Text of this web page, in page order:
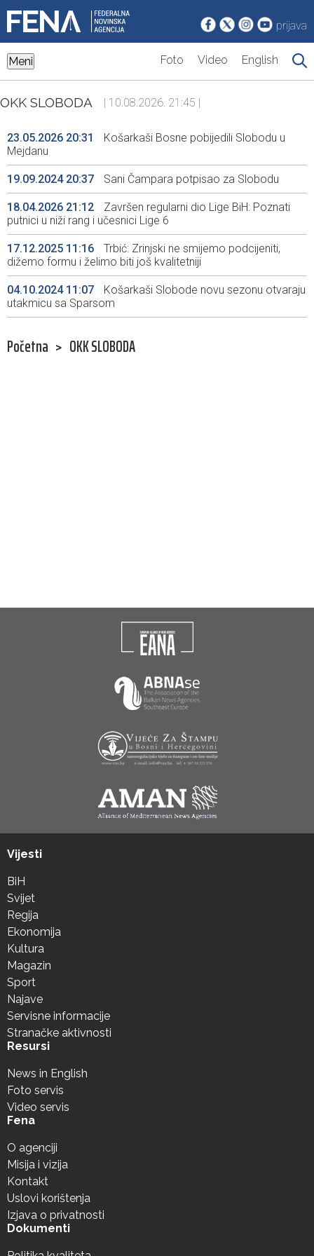
prijava
Meni Foto Video English
OKK SLOBODA | 10.08.2026. 21:45 |
23.05.2026 20:31
Košarkaši Bosne pobijedili Slobodu u
Mejdanu
19.09.2024 20:37 Sani Čampara potpisao za Slobodu
18.04.2026 21:12
Završen regularni dio Lige BiH: Poznati
putnici u niži rang i učesnici Lige 6
17.12.2025 11:16
Trbić: Zrinjski ne smijemo podcijeniti,
dižemo formu i želimo biti još kvalitetniji
04.10.2024 11:07
Košarkaši Slobode novu sezonu otvaraju
utakmicu sa Sparsom
Početna > OKK SLOBODA
Vijesti
BiH
Svijet
Regija
Ekonomija
Kultura
Magazin
Sport
Najave
Servisne informacije
Stranačke aktivnosti
Resursi
News in English
Foto servis
Video servis
Fena
O agenciji
Misija i vizija
Kontakt
Uslovi korištenja
Izjava o privatnosti
Dokumenti